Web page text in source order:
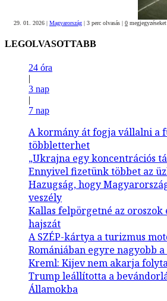
29. 01. 2026 | Magyarország | 3 perc olvasás | 0 megjegyzéseket
LEGOLVASOTTABB
24 óra
|
3 nap
|
7 nap